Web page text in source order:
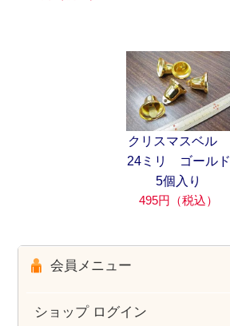
クリスマスベル
24ミリ ゴールド
5個入り
495円（税込）
会員メニュー
ショップ ログイン